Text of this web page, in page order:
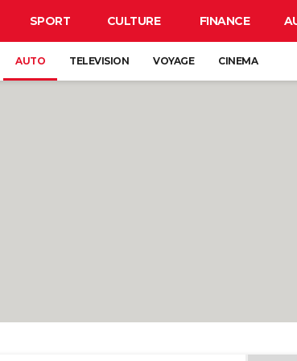
SPORT CULTURE FINANCE
AUTO TELEVISION VOYAGE CINEMA